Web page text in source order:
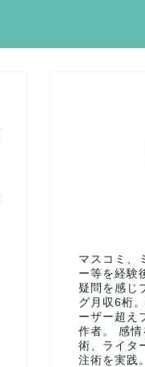
マスコミ、
ー等を経験
疑問を感じ
グ月収6桁
ーザー超え
作者。 感
術、ライタ
注術を実践。